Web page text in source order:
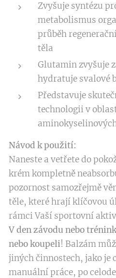
Zvyšuje syntézu
metabolismus
průběh
těla
Glutamin zvyšuje
hydratuje svalové
Představuje
technologii v
Návod k použití:
Naneste a vetřete do
krém kompletně
pozornost samozřejmě
těle, které hrají klíčovou
rámci Vaší sportovní
V den závodu nebo
nebo koupeli! Balzám
jiných činnostech, jako je
manuální práce, po